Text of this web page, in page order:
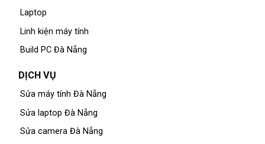
Laptop
Linh kiện máy tính
Build PC Đà Nẵng
DỊCH VỤ
Sửa máy tính Đà Nẵng
Sửa laptop Đà Nẵng
Sửa camera Đà Nẵng